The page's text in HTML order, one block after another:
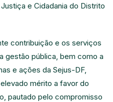
e Cidadania do Distrito
contribuição e os serviços
gestão pública, bem como a
e ações da Sejus-DF,
mérito a favor do
pautado pelo compromisso